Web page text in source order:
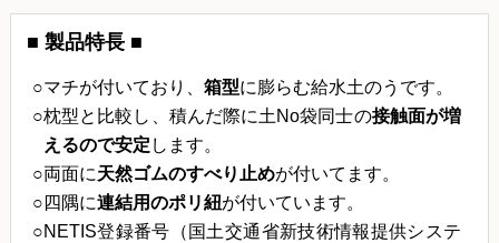
■ 製品特長 ■
マチが付いており、 箱型に膨らむ給水土のうです。
枕型と比較し、積んだ際に土No袋同士の接触面が増
えるので安定 します。
両面に天然ゴムのすべり止めが付いてます。
四隅に連結用のポリ紐が付いています。
NETIS登録番号（国土交通省新技術情報提供システ